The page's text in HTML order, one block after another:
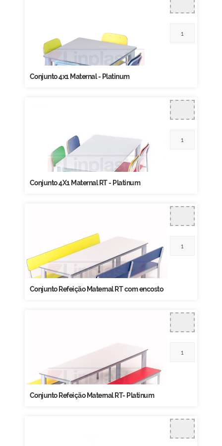
Conjunto 4x1 Maternal - Platinum
Conjunto 4X1 Maternal RT - Platinum
Conjunto Refeição Maternal RT com encosto
Conjunto Refeição Maternal RT- Platinum